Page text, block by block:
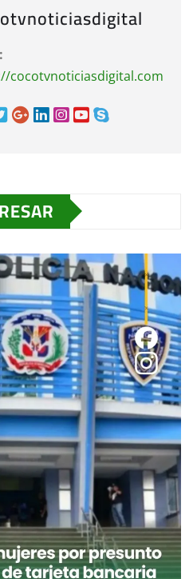
cocotvnoticiasdigital.com